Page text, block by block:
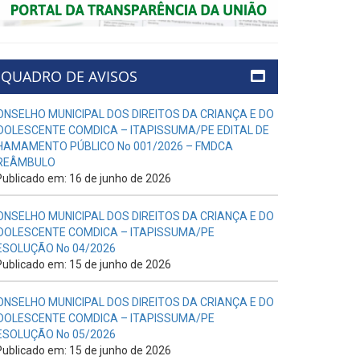
QUADRO DE AVISOS
MUNICIPAL DOS DIREITOS DA CRIANÇA E DO
COMDICA – ITAPISSUMA/PE EDITAL DE
PÚBLICO No 001/2026 – FMDCA
em: 16 de junho de 2026
MUNICIPAL DOS DIREITOS DA CRIANÇA E DO
COMDICA – ITAPISSUMA/PE
No 04/2026
em: 15 de junho de 2026
MUNICIPAL DOS DIREITOS DA CRIANÇA E DO
COMDICA – ITAPISSUMA/PE
No 05/2026
em: 15 de junho de 2026